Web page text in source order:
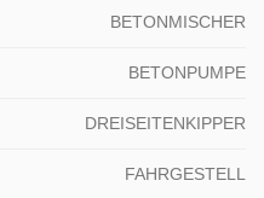
BETONMISCHER
BETONPUMPE
DREISEITENKIPPER
FAHRGESTELL